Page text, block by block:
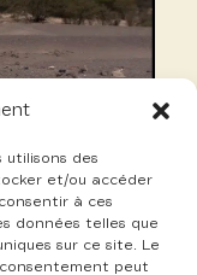
utilisons des
et/ou accéder
à ces
données telles que
sur ce site. Le
peut